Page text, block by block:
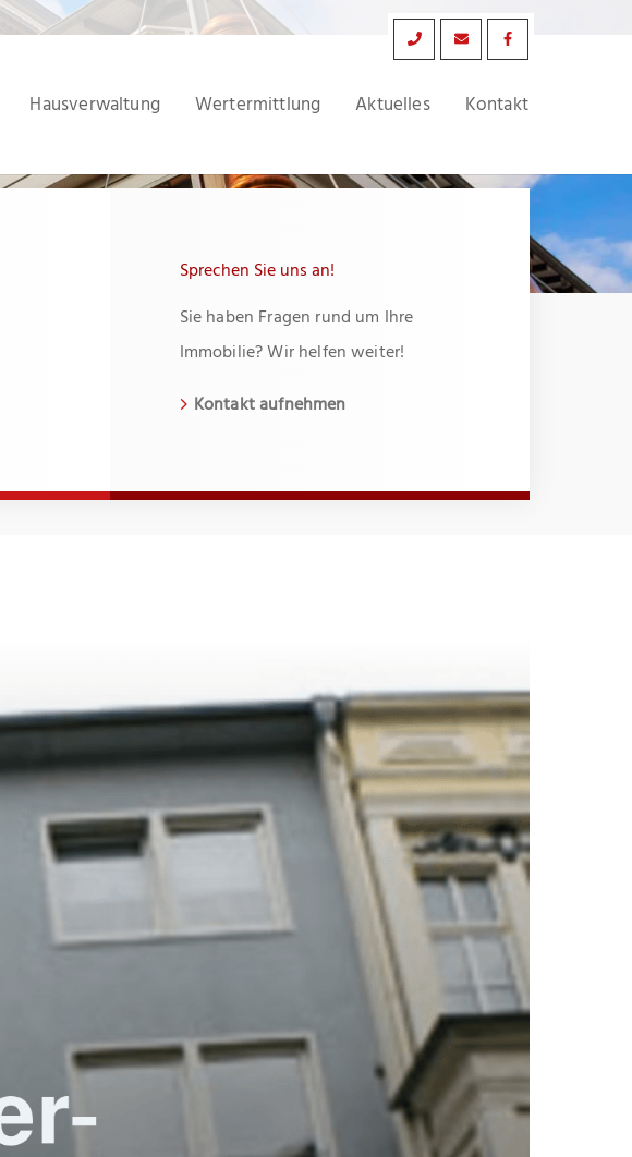
Hausverwaltung Wertermittlung Aktuelles Kontakt
Sprechen Sie uns an!
Sie haben Fragen rund um Ihre
Immobilie? Wir helfen weiter!
Kontakt aufnehmen